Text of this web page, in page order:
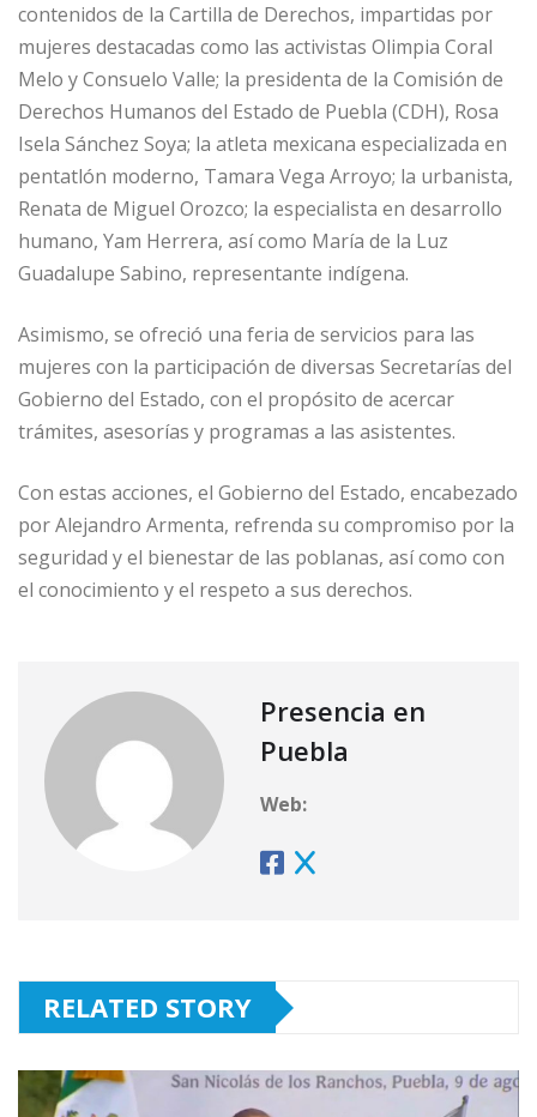
contenidos de la Cartilla de Derechos, impartidas por
mujeres destacadas como las activistas Olimpia Coral
Melo y Consuelo Valle; la presidenta de la Comisión de
Derechos Humanos del Estado de Puebla (CDH), Rosa
Isela Sánchez Soya; la atleta mexicana especializada en
pentatlón moderno, Tamara Vega Arroyo; la urbanista,
Renata de Miguel Orozco; la especialista en desarrollo
humano, Yam Herrera, así como María de la Luz
Guadalupe Sabino, representante indígena.
Asimismo, se ofreció una feria de servicios para las
mujeres con la participación de diversas Secretarías del
Gobierno del Estado, con el propósito de acercar
trámites, asesorías y programas a las asistentes.
Con estas acciones, el Gobierno del Estado, encabezado
por Alejandro Armenta, refrenda su compromiso por la
seguridad y el bienestar de las poblanas, así como con
el conocimiento y el respeto a sus derechos.
Presencia en
Puebla
Web:
RELATED STORY